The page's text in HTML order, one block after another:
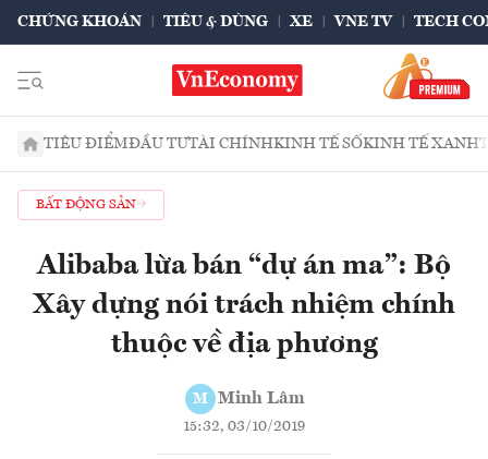
CHỨNG KHOÁN TIÊU & DÙNG XE VNE TV TECH
TIÊU ĐIỂMĐẦU TƯTÀI CHÍNHKINH TẾ SỐKINH TẾ XANH
BẤT ĐỘNG SẢN
Alibaba lừa bán “dự án ma”: Bộ
Xây dựng nói trách nhiệm chính
thuộc về địa phương
M Minh Lâm
15:32, 03/10/2019